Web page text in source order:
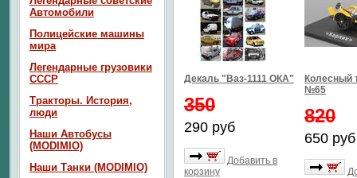
Декаль "Ваз-1111 ОКА"
350
290 руб
Добавить в
корзину
Колесный
№65
820
650 руб
Автомобили
Полицейские машины
мира
Легендарные грузовики
СССР
Тракторы. История,
люди
Наши Автобусы
(MODIMIO)
Наши Танки (MODIMIO)